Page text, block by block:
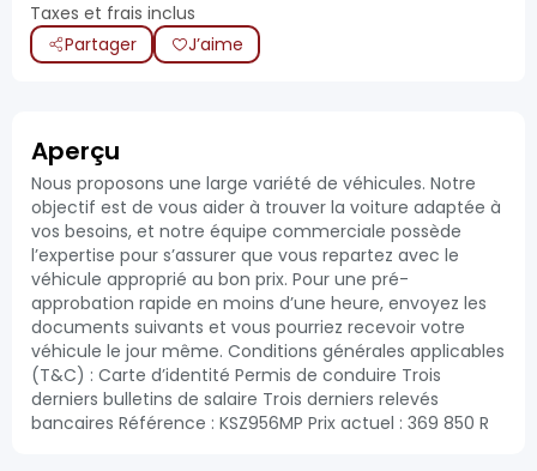
Taxes et frais inclus
Partager
J’aime
Aperçu
Nous proposons une large variété de véhicules. Notre
objectif est de vous aider à trouver la voiture adaptée à
vos besoins, et notre équipe commerciale possède
l’expertise pour s’assurer que vous repartez avec le
véhicule approprié au bon prix. Pour une pré-
approbation rapide en moins d’une heure, envoyez les
documents suivants et vous pourriez recevoir votre
véhicule le jour même. Conditions générales applicables
(T&C) : Carte d’identité Permis de conduire Trois
derniers bulletins de salaire Trois derniers relevés
bancaires Référence : KSZ956MP Prix actuel : 369 850 R